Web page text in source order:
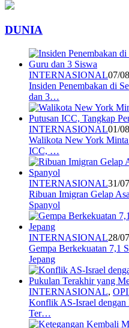
DUNIA
INTERNASIONAL07/
Insiden Penembakan di
dan 3…
INTERNASIONAL01/
Walikota New York Minta
ICC, …
INTERNASIONAL31/
Ribuan Imigran Gelap
Spanyol
INTERNASIONAL28/
Gempa Berkekuatan 7,1
Jepang
INTERNASIONAL,
Konflik AS-Israel dengan
Ter…